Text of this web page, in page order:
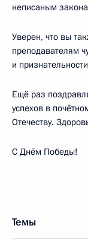
неписаным
Уверен, что вы
преподавателям
и
Ещё раз
успехов в
Отечеству.
С Днём Победы!
Темы